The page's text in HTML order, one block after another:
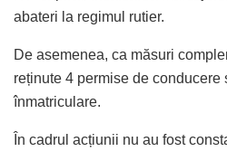
abateri la regimul rutier.
De asemenea, ca măsuri
reținute 4 permise de conducere
înmatriculare.
În cadrul acțiunii nu au fost